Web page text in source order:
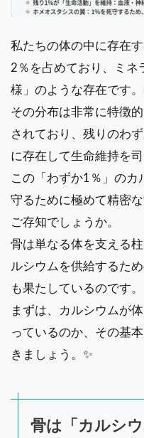
私たちの体の中に存在
2％を占めており、ミネ
様」のような存在です
その分布は非常に特徴
されており、残りのわ
に存在して生命維持を司
この「わずか1％」の
守るために極めて精密
ご存知でしょうか。
骨は単なる体を支える
ルシウムを供給するた
も果たしているのです。
まずは、カルシウムが
っているのか、その基
きましょう。✨
骨は「カルシ